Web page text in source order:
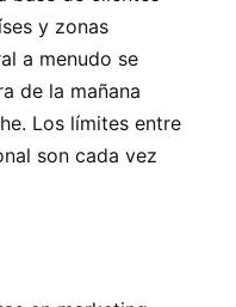
y zonas
a menudo se
de la mañana
Los límites entre
son cada vez